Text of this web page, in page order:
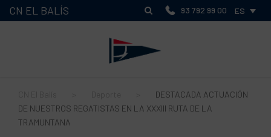
CN EL BALÍS 93 792 99 00 ES
DESTACADA ACTUACIÓN
DE NUESTROS REGATISTAS EN LA XXXIII RUTA DE LA
TRAMUNTANA